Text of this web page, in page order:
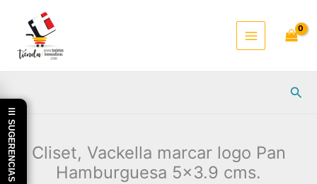
contenido
Cliset, Vackella marcar logo Pan
Hamburguesa 5×3.9 cms.
☰ SUGERENCIAS